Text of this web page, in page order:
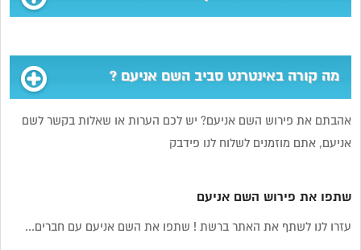
מה קורה באינטרנט סביב השם אניעם ?
אהבתם את פירוש השם אניעם? יש לכם הערות או שאלות בקשר לשם
אניעם, אתם מוזמנים לשלוח לנו פידבק
שתפו את פירוש השם אניעם
עזרו לנו לשתף את האתר ברשת ! שתפו את השם אניעם עם חברים...